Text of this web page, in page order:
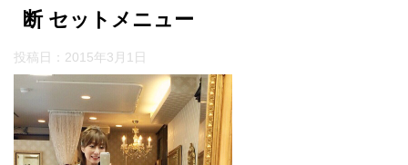
断 セットメニュー
投稿日： 2015年3月1日